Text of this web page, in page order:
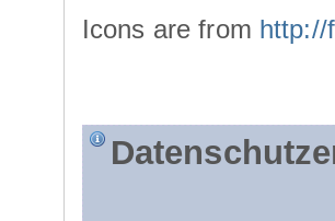
Icons are from http://